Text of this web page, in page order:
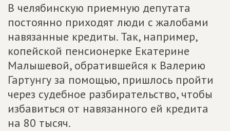
В челябинскую приемную депутата
постоянно приходят люди с жалобами
навязанные кредиты. Так, например,
копейской пенсионерке Екатерине
Малышевой, обратившейся к Валерию
Гартунгу за помощью, пришлось пройти
через судебное разбирательство, чтобы
избавиться от навязанного ей кредита
на 80 тысяч.